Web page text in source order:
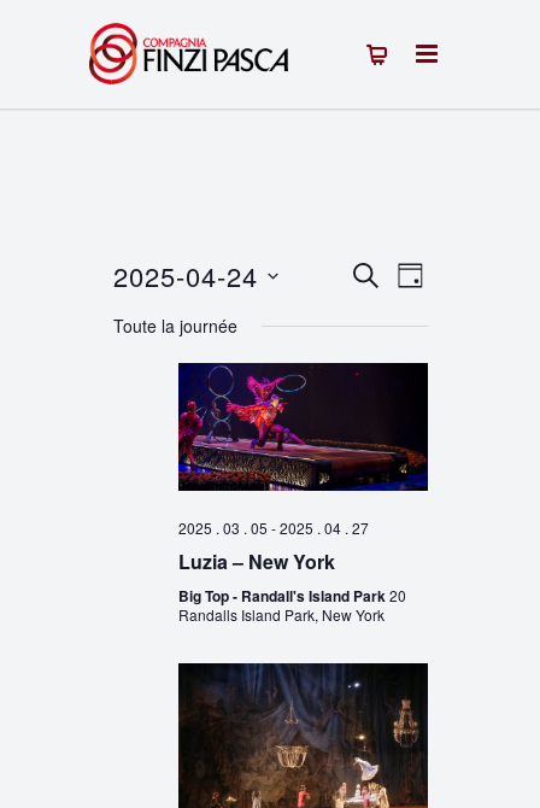
Recherche
et
navigation
vues
Évènements
RECHERCHE
Navigation
de
vues
JOUR
2025-04-24
une
Toute la journée
2025 . 03 . 05 -2025 . 04 . 27
Luzia – New York
Big Top - Randall's Island Park20
Randalls Island Park, New York